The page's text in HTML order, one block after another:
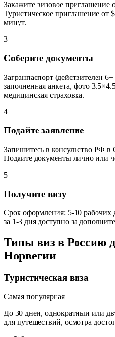
Закажите визовое приглашение
Туристическое приглашение от
минут.
3
Соберите документы
Загранпаспорт (действителен
заполненная анкета, фото
медицинская страховка.
4
Подайте заявление
Запишитесь в консульство РФ в
Подайте документы лично или
5
Получите визу
Срок оформления: 5-10 рабочих
за 1-3 дня доступно за
Типы виз в Россию
Норвегии
Туристическая виза
Самая популярная
До 30 дней, однократный или
для путешествий, осмотра